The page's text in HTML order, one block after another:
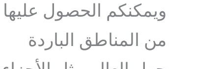
ويمكنكم الحصول عليها
من المناطق الباردة